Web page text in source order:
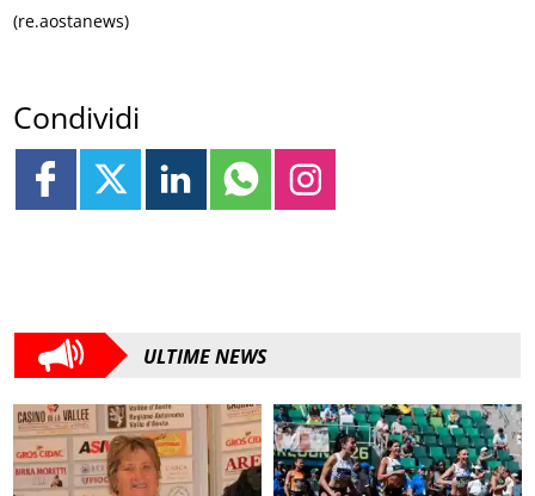
(re.aostanews)
Condividi
ULTIME NEWS